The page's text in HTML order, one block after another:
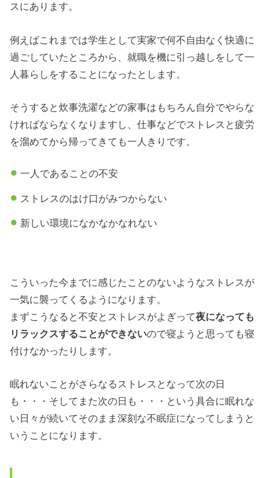
スにあります。
例えばこれまでは学生として実家で何不自由なく快適に
過ごしていたところから、就職を機に引っ越しをして一
人暮らしをすることになったとします。
そうすると炊事洗濯などの家事はもちろん自分でやらな
ければならなくなりますし、仕事などでストレスと疲労
を溜めてから帰ってきても一人きりです。
一人であることの不安
ストレスのはけ口がみつからない
新しい環境になかなかなれない
こういった今までに感じたことのないようなストレスが
一気に襲ってくるようになります。
まずこうなると不安とストレスがよぎって夜になっても
リラックスすることができないので寝ようと思っても寝
付けなかったりします。
眠れないことがさらなるストレスとなって次の日
も・・・そしてまた次の日も・・・という具合に眠れな
い日々が続いてそのまま深刻な不眠症になってしまうと
いうことになります。